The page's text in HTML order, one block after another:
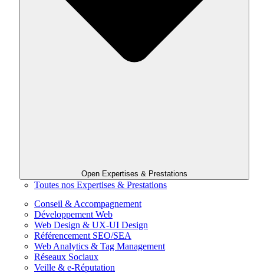
Open Expertises & Prestations
Toutes nos Expertises & Prestations
Conseil & Accompagnement
Développement Web
Web Design & UX-UI Design
Référencement SEO/SEA
Web Analytics & Tag Management
Réseaux Sociaux
Veille & e-Réputation